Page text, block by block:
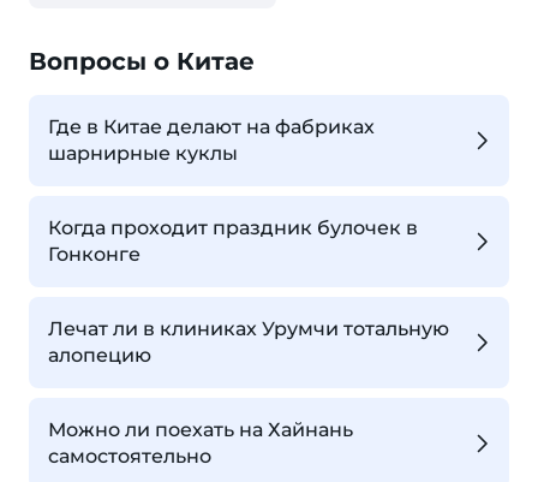
Вопросы о Китае
Где в Китае делают на фабриках
шарнирные куклы
Когда проходит праздник булочек в
Гонконге
Лечат ли в клиниках Урумчи тотальную
алопецию
Можно ли поехать на Хайнань
самостоятельно